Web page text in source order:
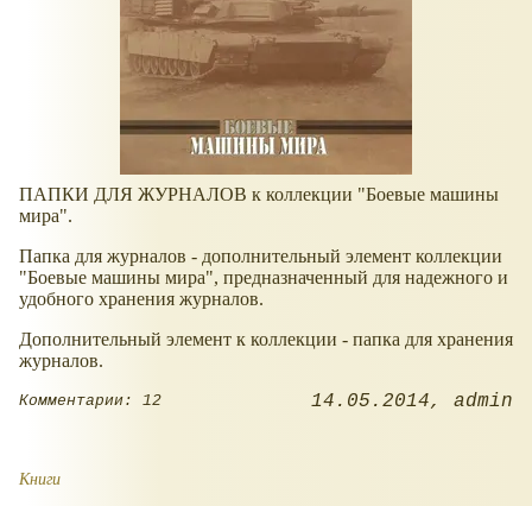
ПАПКИ ДЛЯ ЖУРНАЛОВ к коллекции "Боевые машины
мира".
Папка для журналов - дополнительный элемент коллекции
"Боевые машины мира", предназначенный для надежного и
удобного хранения журналов.
Дополнительный элемент к коллекции - папка для хранения
журналов.
Комментарии: 12 14.05.2014 admin
Книги